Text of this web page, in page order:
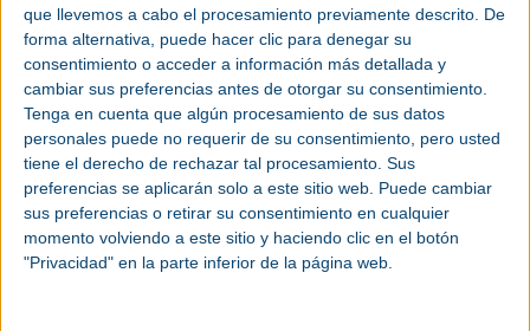
que llevemos a cabo el procesamiento previamente descrito. De
forma alternativa, puede hacer clic para denegar su
consentimiento o acceder a información más detallada y
cambiar sus preferencias antes de otorgar su consentimiento.
Tenga en cuenta que algún procesamiento de sus datos
personales puede no requerir de su consentimiento, pero usted
tiene el derecho de rechazar tal procesamiento. Sus
preferencias se aplicarán solo a este sitio web. Puede cambiar
sus preferencias o retirar su consentimiento en cualquier
momento volviendo a este sitio y haciendo clic en el botón
"Privacidad" en la parte inferior de la página web.